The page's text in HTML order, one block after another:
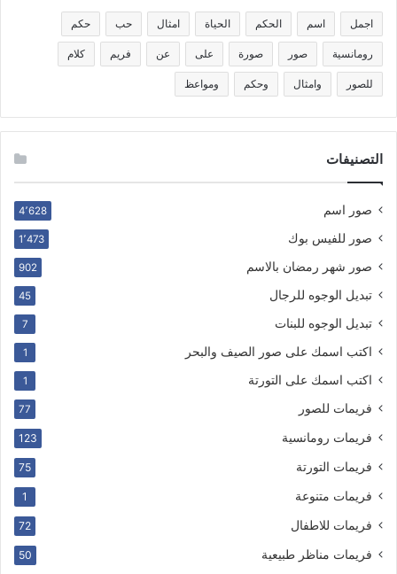
اجمل اسم الحكم الحياة امثال حب حكم
رومانسية صور صورة على عن فريم كلام
للصور وامثال وحكم ومواعظ
التصنيفات
صور اسم 4٬628
صور للفيس بوك 1٬473
صور شهر رمضان بالاسم 902
تبديل الوجوه للرجال 45
تبديل الوجوه للبنات 7
اكتب اسمك على صور الصيف والبحر 1
اكتب اسمك على التورتة 1
فريمات للصور 77
فريمات رومانسية 123
فريمات التورتة 75
فريمات متنوعة 1
فريمات للاطفال 72
فريمات مناظر طبيعية 50